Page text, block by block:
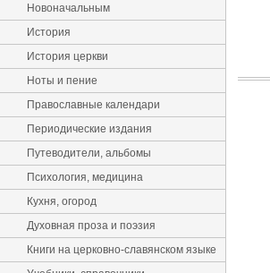
Новоначальным
История
История церкви
Ноты и пение
Православные календари
Периодические издания
Путеводители, альбомы
Психология, медицина
Кухня, огород
Духовная проза и поэзия
Книги на церковно-славянском языке